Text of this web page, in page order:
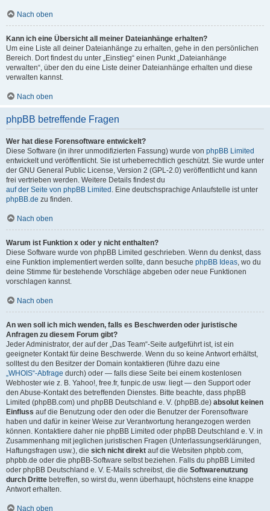
Nach oben
Kann ich eine Übersicht all meiner Dateianhänge erhalten?
Um eine Liste all deiner Dateianhänge zu erhalten, gehe in den persönlichen
Bereich. Dort findest du unter „Einstieg“ einen Punkt „Dateianhänge
verwalten“, über den du eine Liste deiner Dateianhänge erhalten und diese
verwalten kannst.
Nach oben
phpBB betreffende Fragen
Wer hat diese Forensoftware entwickelt?
Diese Software (in ihrer unmodifizierten Fassung) wurde von phpBB Limited
entwickelt und veröffentlicht. Sie ist urheberrechtlich geschützt. Sie wurde unter
der GNU General Public License, Version 2 (GPL-2.0) veröffentlicht und kann
frei vertrieben werden. Weitere Details findest du
auf der Seite von phpBB Limited . Eine deutschsprachige Anlaufstelle ist unter
phpBB.de zu finden.
Nach oben
Warum ist Funktion x oder y nicht enthalten?
Diese Software wurde von phpBB Limited geschrieben. Wenn du denkst, dass
eine Funktion implementiert werden sollte, dann besuche phpBB Ideas, wo du
deine Stimme für bestehende Vorschläge abgeben oder neue Funktionen
vorschlagen kannst.
Nach oben
An wen soll ich mich wenden, falls es Beschwerden oder juristische
Anfragen zu diesem Forum gibt?
Jeder Administrator, der auf der „Das Team“-Seite aufgeführt ist, ist ein
geeigneter Kontakt für deine Beschwerde. Wenn du so keine Antwort erhältst,
solltest du den Besitzer der Domain kontaktieren (führe dazu eine
„WHOIS“-Abfrage durch) oder — falls diese Seite bei einem kostenlosen
Webhoster wie z. B. Yahoo!, free.fr, funpic.de usw. liegt — den Support oder
den Abuse-Kontakt des betreffenden Dienstes. Bitte beachte, dass phpBB
Limited (phpBB.com) und phpBB Deutschland e. V. (phpBB.de) absolut keinen
Einfluss auf die Benutzung oder den oder die Benutzer der Forensoftware
haben und dafür in keiner Weise zur Verantwortung herangezogen werden
können. Kontaktiere daher nie phpBB Limited oder phpBB Deutschland e. V. in
Zusammenhang mit jeglichen juristischen Fragen (Unterlassungserklärungen,
Haftungsfragen usw.), die sich nicht direkt auf die Websiten phpbb.com,
phpbb.de oder die phpBB-Software selbst beziehen. Falls du phpBB Limited
oder phpBB Deutschland e. V. E-Mails schreibst, die die Softwarenutzung
durch Dritte betreffen, so wirst du, wenn überhaupt, höchstens eine knappe
Antwort erhalten.
Nach oben